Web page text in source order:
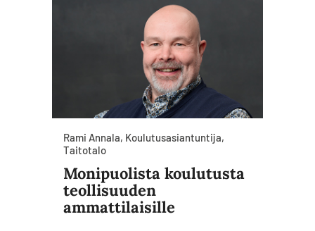
Rami Annala, Koulutusasiantuntija,
Taitotalo
Monipuolista koulutusta
teollisuuden
ammattilaisille